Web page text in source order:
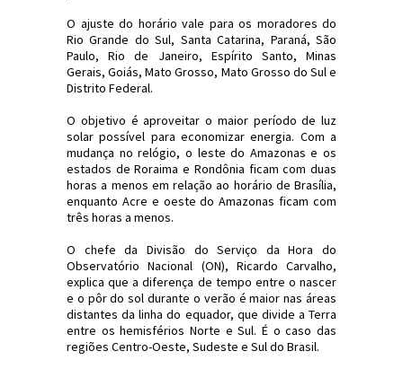
O ajuste do horário vale para os moradores do
Rio Grande do Sul, Santa Catarina, Paraná, São
Paulo, Rio de Janeiro, Espírito Santo, Minas
Gerais, Goiás, Mato Grosso, Mato Grosso do Sul e
Distrito Federal.
O objetivo é aproveitar o maior período de luz
solar possível para economizar energia. Com a
mudança no relógio, o leste do Amazonas e os
estados de Roraima e Rondônia ficam com duas
horas a menos em relação ao horário de Brasília,
enquanto Acre e oeste do Amazonas ficam com
três horas a menos.
O chefe da Divisão do Serviço da Hora do
Observatório Nacional (ON), Ricardo Carvalho,
explica que a diferença de tempo entre o nascer
e o pôr do sol durante o verão é maior nas áreas
distantes da linha do equador, que divide a Terra
entre os hemisférios Norte e Sul. É o caso das
regiões Centro-Oeste, Sudeste e Sul do Brasil.